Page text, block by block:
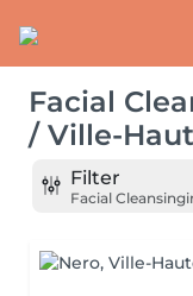
Facial
/ Ville-
Filter
Facial Cleansing